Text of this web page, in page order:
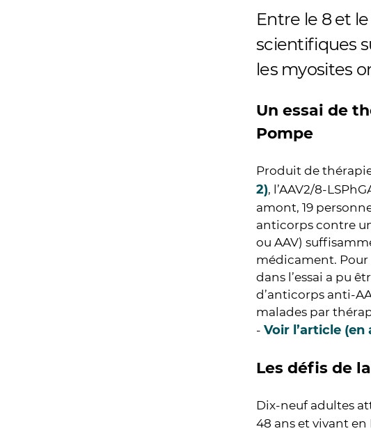
Entre le 8 et
scientifiques
les myosites
Un essai de
Pompe
Produit de
2), l’AAV2/8-
amont, 19
anticorps contre
ou AAV)
médicament. Pour
dans l’essai a pu
d’anticorps anti-
malades par
- Voir l’article (en
Les défis de
Dix-neuf adultes
48 ans et vivant